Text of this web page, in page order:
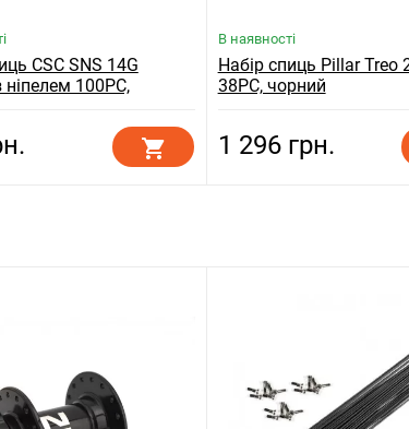
CSC SNS 14G
100PC,
В наявності
Набір спиць Pillar Treo
38PC, чорний
1 296 грн.